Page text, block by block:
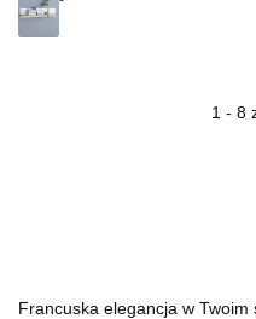
1 - 8
Francuska elegancja w